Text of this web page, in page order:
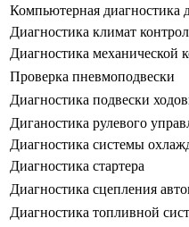
Компьютерная диагностика
Диагностика климат
Диагностика механической
Проверка пневмоподвески
Диагностика подвески
Диганостика рулевого
Диагностика системы
Диагностика стартера
Диагностика сцепления
Диагностика топливной